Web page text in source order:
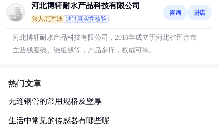
河北博轩耐水产品科技有限公司
法人:范军波 通过真实性核验
咨询 进店
河北博轩耐水产品科技有限公司，2016年成立于河北省邢台市，
主营线圈线、绕组线等，产品多样，权威可靠。
热门文章
无缝钢管的常用规格及壁厚
生活中常见的传感器有哪些呢